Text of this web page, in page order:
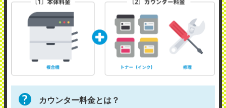
カウンター料金とは？